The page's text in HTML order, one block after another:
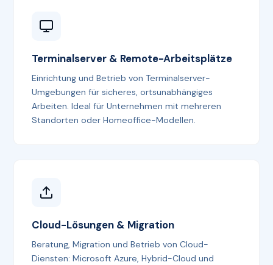
Terminalserver & Remote-Arbeitsplätze
Einrichtung und Betrieb von Terminalserver-
Umgebungen für sicheres, ortsunabhängiges
Arbeiten. Ideal für Unternehmen mit mehreren
Standorten oder Homeoffice-Modellen.
Cloud-Lösungen & Migration
Beratung, Migration und Betrieb von Cloud-
Diensten: Microsoft Azure, Hybrid-Cloud und